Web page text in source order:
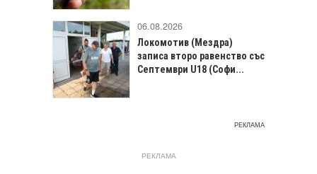
06.08.2026
Локомотив (Мездра)
записа второ равенство със
Септември U18 (Софи...
РЕКЛАМА
РЕКЛАМА